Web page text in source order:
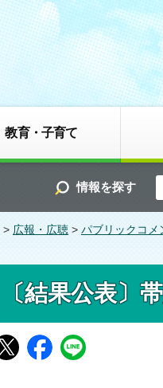
教育・子育て
情報を探す
> 広報・広聴 > パブリックコメ
〔結果公表〕